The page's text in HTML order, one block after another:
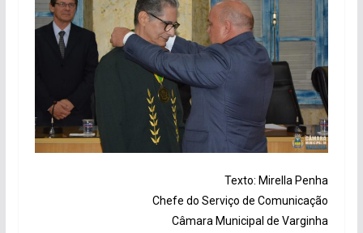
Texto: Mirella Penha
Chefe do Serviço de Comunicação
Câmara Municipal de Varginha